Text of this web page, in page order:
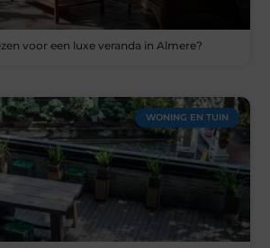
voor een luxe veranda in Almere?
WONING EN TUIN